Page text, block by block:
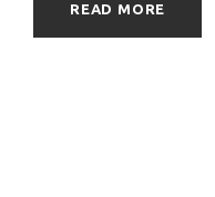
READ MORE